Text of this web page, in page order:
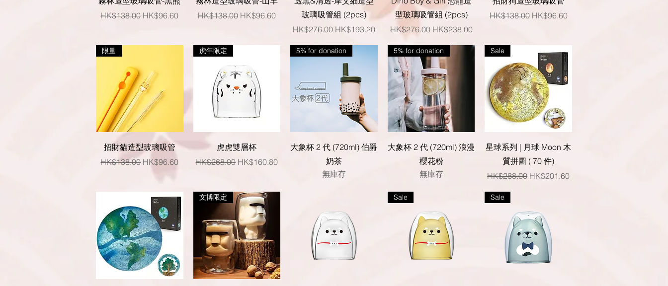
一般價格
HK$138.00 促銷價格
HK$96.60
一般價格
HK$138.00 促銷價格
HK$96.60
玻璃吸管組 (2pcs)
一般價格
HK$276.00 促銷價格
HK$193.20
型玻璃吸管組 (2pcs)
一般價格
HK$276.00 促銷價格
HK$238.00
一般價格
HK$138.00 促銷價格
HK$96.60
快速瀏覽
限量
招財貓造型玻璃吸管
一般價格
HK$138.00 促銷價格
HK$96.60
快速瀏覽
虎年限定
虎虎雙層杯
一般價格
HK$268.00 促銷價格
HK$160.80
快速瀏覽
5% for donation
大象杯 2 代 (720ml) 伯爵
奶茶
無庫存
快速瀏覽
5% for donation
大象杯 2 代 (720ml) 浪漫
櫻花粉
無庫存
快速瀏覽
Sale
星球系列 | 月球 Moon 木
質拼圖 ( 70 件)
一般價格
HK$288.00 促銷價格
HK$201.60
文博限定 Sale Sale